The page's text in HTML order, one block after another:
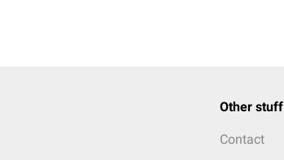
Other stuff
Contact